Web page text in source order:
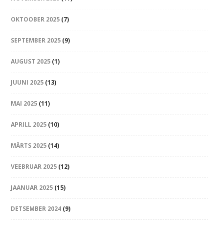
OKTOOBER 2025 (7)
SEPTEMBER 2025 (9)
AUGUST 2025 (1)
JUUNI 2025 (13)
MAI 2025 (11)
APRILL 2025 (10)
MÄRTS 2025 (14)
VEEBRUAR 2025 (12)
JAANUAR 2025 (15)
DETSEMBER 2024 (9)